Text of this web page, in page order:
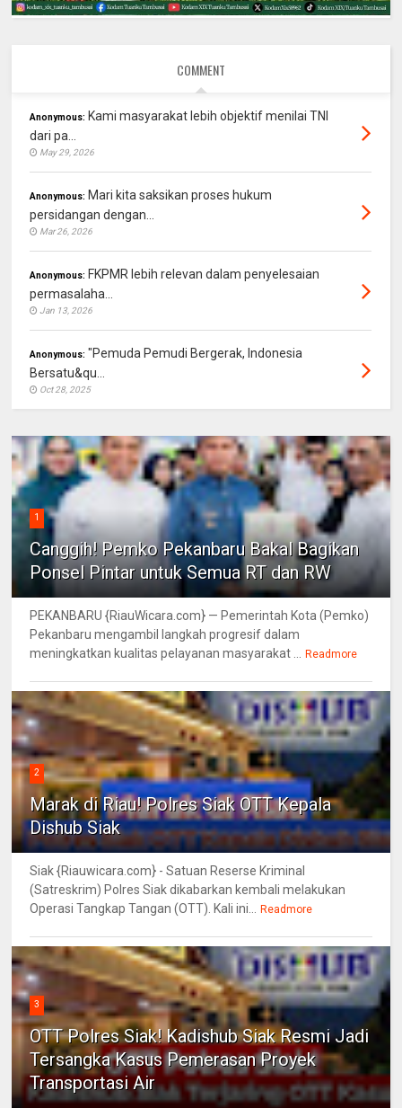
COMMENT
Anonymous: Kami masyarakat lebih objektif menilai TNI
dari pa...
May 29, 2026
Anonymous: Mari kita saksikan proses hukum
persidangan dengan...
Mar 26, 2026
Anonymous: FKPMR lebih relevan dalam penyelesaian
permasalaha...
Jan 13, 2026
Anonymous: "Pemuda Pemudi Bergerak, Indonesia
Bersatu&qu...
Oct 28, 2025
1
Canggih! Pemko Pekanbaru Bakal Bagikan
Ponsel Pintar untuk Semua RT dan RW
PEKANBARU {RiauWicara.com} — Pemerintah Kota (Pemko)
Pekanbaru mengambil langkah progresif dalam
meningkatkan kualitas pelayanan masyarakat ... Readmore
2
Marak di Riau! Polres Siak OTT Kepala
Dishub Siak
Siak {Riauwicara.com} - Satuan Reserse Kriminal
(Satreskrim) Polres Siak dikabarkan kembali melakukan
Operasi Tangkap Tangan (OTT). Kali ini... Readmore
3
OTT Polres Siak! Kadishub Siak Resmi Jadi
Tersangka Kasus Pemerasan Proyek
Transportasi Air